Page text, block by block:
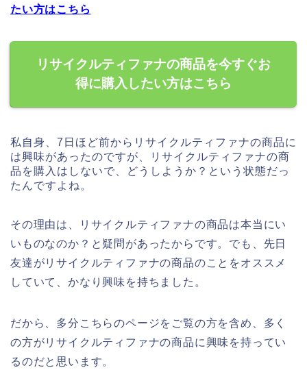
たい方はこちら
リサイクルティファナの商品を今すぐお
得に購入したい方はこちら
私自身、7日ほど前からリサイクルティファナの商品に
は興味があったのですが、リサイクルティファナの商
品を購入はしないで、どうしようか？という状態だっ
たんですよね。
その理由は、リサイクルティファナの商品は本当にい
いものなのか？と疑問があったからです。でも、先日
友達がリサイクルティファナの商品のことをオススメ
していて、かなり興味を持ちました。
だから、多分こちらのページをご覧の方を含め、多く
の方がリサイクルティファナの商品に興味を持ってい
るのだと思います。